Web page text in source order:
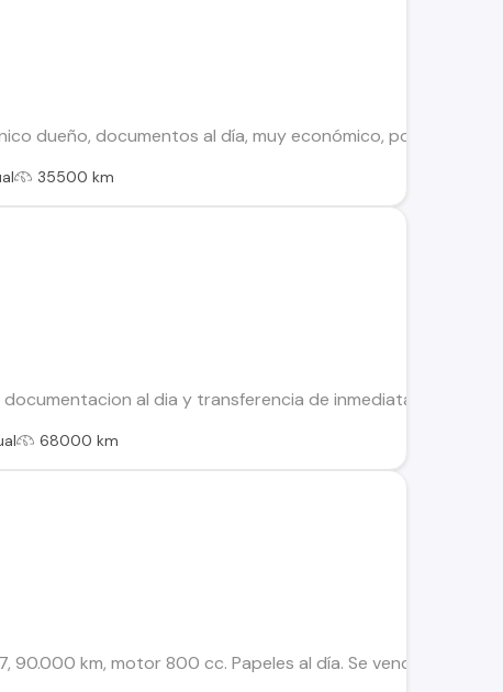
dueño, documentos al día, muy económico, poco
35500 km
al dia y transferencia de inmediata, con
68000 km
90.000 km, motor 800 cc. Papeles al día. Se vende por